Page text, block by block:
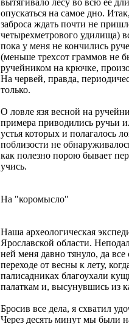
опускаться на самое дно.
заброса ждать почти не
четырехметрового удилища)
пока у меня не кончились
(меньше трехсот граммов не
ручейником на крючке,
На червей, правда,
только.
О ловле язя весной на
примера приводились ручьи
устья которых и полагалось
поблизости не
как полезно порою бывает
учись.
На "коромысло"
Наша археологическая
Ярославской области.
ней меня давно тянуло, да
переходе от весны к лету,
палисадниках благоухали
палаткам и, высунувшись из
Бросив все дела, я схватил
Через десять минут мы были